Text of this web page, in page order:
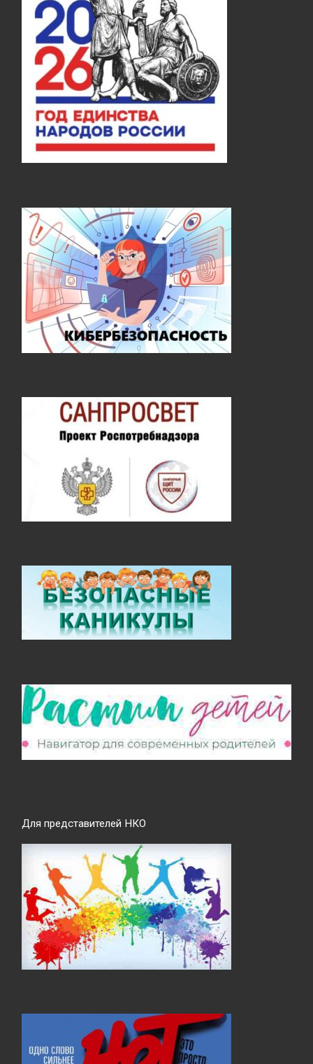
Для представителей НКО